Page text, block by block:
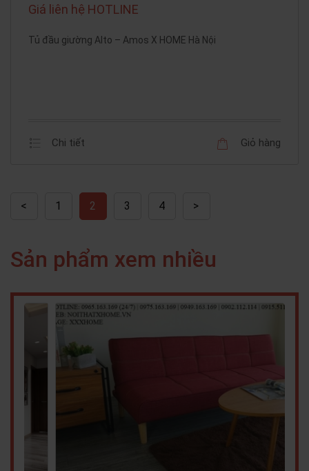
Giá liên hệ HOTLINE
Tủ đầu giường Alto – Amos X HOME Hà Nội
Giỏ hàng
Chi tiết
< 1 2 3 4 >
Sản phẩm xem nhiều